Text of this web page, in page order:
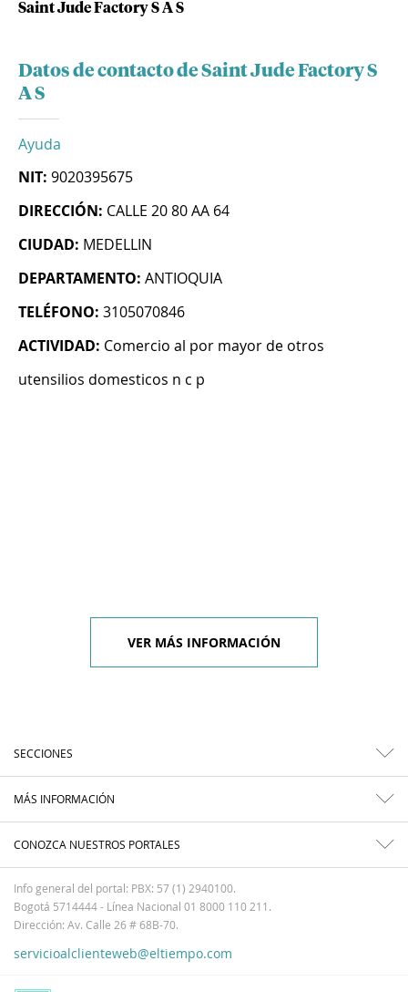
Saint Jude Factory S A S
Datos de contacto de Saint Jude Factory S
A S
Ayuda
NIT: 9020395675
DIRECCIÓN: CALLE 20 80 AA 64
CIUDAD: MEDELLIN
DEPARTAMENTO: ANTIOQUIA
TELÉFONO: 3105070846
ACTIVIDAD: Comercio al por mayor de otros
utensilios domesticos n c p
VER MÁS INFORMACIÓN
SECCIONES
MÁS INFORMACIÓN
CONOZCA NUESTROS PORTALES
Info general del portal: PBX: 57 (1) 2940100.
Bogotá 5714444 - Línea Nacional 01 8000 110 211.
Dirección: Av. Calle 26 # 68B-70.
servicioalclienteweb@eltiempo.com